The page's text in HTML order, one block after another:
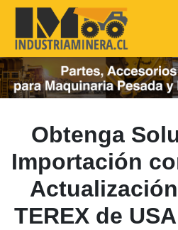
Obtenga
Importación
TEREX de